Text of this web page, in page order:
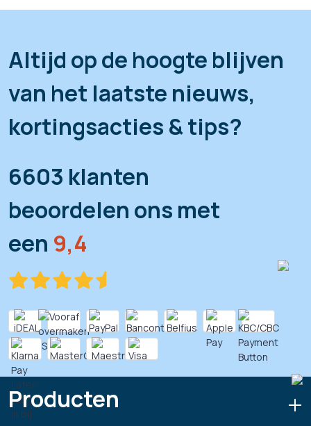
Altijd op de hoogte blijven
van het laatste nieuws,
kortingsacties & tips?
6603 klanten
beoordelen ons met
een 9,4
Producten